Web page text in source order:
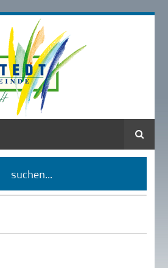
Suche
suchen...